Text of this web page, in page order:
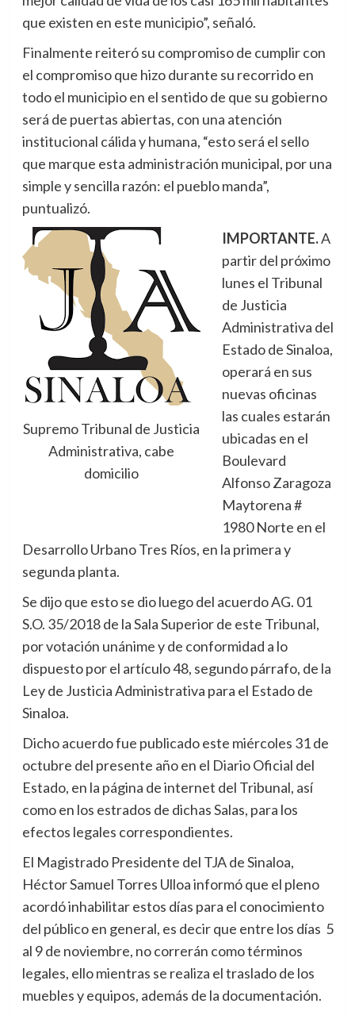
que existen en este municipio”, señaló.
Finalmente reiteró su compromiso de cumplir con
el compromiso que hizo durante su recorrido en
todo el municipio en el sentido de que su gobierno
será de puertas abiertas, con una atención
institucional cálida y humana, “esto será el sello
que marque esta administración municipal, por una
simple y sencilla razón: el pueblo manda”,
puntualizó.
Supremo Tribunal de Justicia
Administrativa, cabe
domicilio
IMPORTANTE.A
partir del próximo
lunes el Tribunal
de Justicia
Administrativa del
Estado de Sinaloa,
operará en sus
nuevas oficinas
las cuales estarán
ubicadas en el
Boulevard
Alfonso Zaragoza
Maytorena #
1980 Norte en el
Desarrollo Urbano Tres Ríos, en la primera y
segunda planta.
Se dijo que esto se dio luego del acuerdo AG. 01
S.O. 35/2018 de la Sala Superior de este Tribunal,
por votación unánime y de conformidad a lo
dispuesto por el artículo 48, segundo párrafo, de la
Ley de Justicia Administrativa para el Estado de
Sinaloa.
Dicho acuerdo fue publicado este miércoles 31 de
octubre del presente año en el Diario Oficial del
Estado, en la página de internet del Tribunal, así
como en los estrados de dichas Salas, para los
efectos legales correspondientes.
El Magistrado Presidente del TJA de Sinaloa,
Héctor Samuel Torres Ulloa informó que el pleno
acordó inhabilitar estos días para el conocimiento
del público en general, es decir que entre los días 5
al 9 de noviembre, no correrán como términos
legales, ello mientras se realiza el traslado de los
muebles y equipos, además de la documentación.